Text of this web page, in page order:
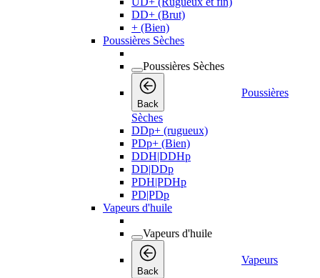
DD+ (Brut)
+ (Bien)
Poussières Sèches
Poussières Sèches
Back
Poussières
Sèches
DDp+ (rugueux)
PDp+ (Bien)
DDH|DDHp
DD|DDp
PDH|PDHp
PD|PDp
Vapeurs d'huile
Vapeurs d'huile
Back
Vapeurs